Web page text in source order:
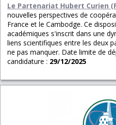
Le Partenariat Hubert Curien
nouvelles perspectives de
France et le Cambodge. Ce
académiques s'inscrit dans une
liens scientifiques entre les deux
ne pas manquer. Date limite de
candidature : 29/12/2025